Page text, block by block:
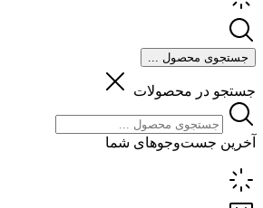
جستجوی محصول ...
جستجو در محصولات
آخرین جست‌وجوهای شما